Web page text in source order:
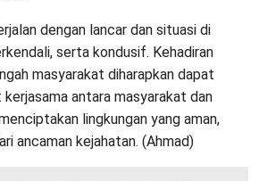
dengan lancar dan situasi di
serta kondusif. Kehadiran
masyarakat diharapkan dapat
antara masyarakat dan
lingkungan yang aman,
ancaman kejahatan. (Ahmad)